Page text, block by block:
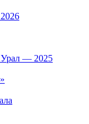
Урал — 2025